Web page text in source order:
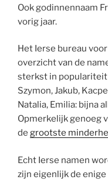
Ook godinnennaam
vorig jaar.
Het Ierse bureau
overzicht van de
sterkst in
Szymon, Jakub,
Natalia, Emilia: bijna
Opmerkelijk genoeg
de grootste
Echt Ierse namen
zijn eigenlijk de enige